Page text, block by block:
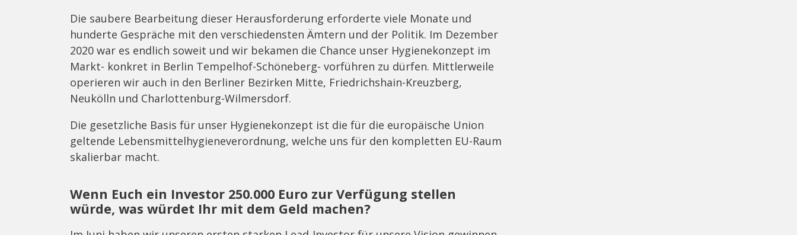
Die saubere Bearbeitung dieser Herausforderung erforderte viele Monate und
hunderte Gespräche mit den verschiedensten Ämtern und der Politik. Im Dezember
2020 war es endlich soweit und wir bekamen die Chance unser Hygienekonzept im
Markt- konkret in Berlin Tempelhof-Schöneberg- vorführen zu dürfen. Mittlerweile
operieren wir auch in den Berliner Bezirken Mitte, Friedrichshain-Kreuzberg,
Neukölln und Charlottenburg-Wilmersdorf.
Die gesetzliche Basis für unser Hygienekonzept ist die für die europäische Union
geltende Lebensmittelhygieneverordnung, welche uns für den kompletten EU-Raum
skalierbar macht.
Wenn Euch ein Investor 250.000 Euro zur Verfügung stellen
würde, was würdet Ihr mit dem Geld machen?